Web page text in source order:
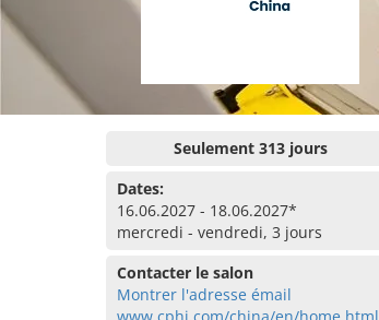
Seulement 313 jours
Dates:
16.06.2027 - 18.06.2027*
mercredi - vendredi, 3 jours
Contacter le salon
Montrer l'adresse émail